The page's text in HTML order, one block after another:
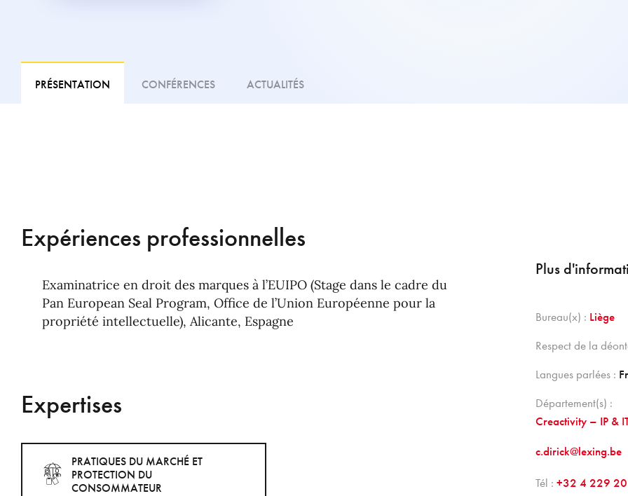
PRÉSENTATION CONFÉRENCES ACTUALITÉS
Plus
Bureau(x) : Liège
Respect de la
Langues parlées :
Département(s) :
Creactivity – IP &
c.dirick@lexing.be
Tél : +32 4 229
Expériences professionnelles
Examinatrice en droit des marques à l’EUIPO (Stage dans le cadre du
Pan European Seal Program, Office de l’Union Européenne pour la
propriété intellectuelle), Alicante, Espagne
Expertises
PRATIQUES DU MARCHÉ ET
PROTECTION DU
CONSOMMATEUR